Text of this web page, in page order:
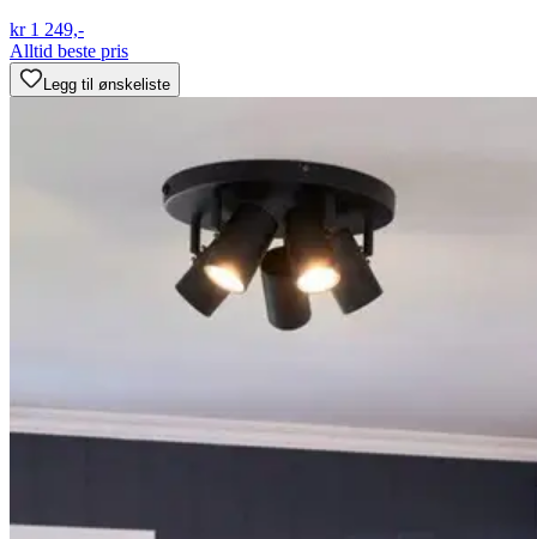
kr 1 249,-
Alltid beste pris
Legg til ønskeliste